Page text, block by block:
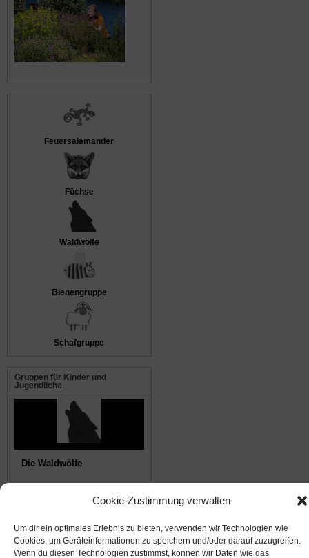
Cookie-Zustimmung verwalten
Um dir ein optimales Erlebnis zu bieten, verwenden wir Technologien wie
Cookies, um Geräteinformationen zu speichern und/oder darauf zuzugreifen.
Wenn du diesen Technologien zustimmst, können wir Daten wie das
Feuersalamander
Füchse
Waldwölfe
Bienengruppe
Schafgruppe
Gruppen für Kinder und
Jugendliche
Die Waldwölfe
NABU Seeheim|Impressum| Datenschutz| Cookie-Richtlinie
Suffusion theme by Sayontan Sinha